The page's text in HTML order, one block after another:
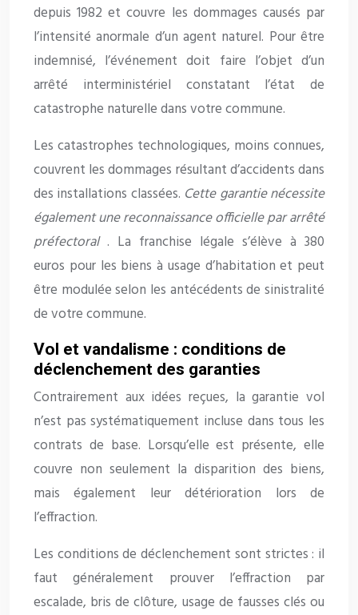
depuis 1982 et couvre les dommages causés par
l’intensité anormale d’un agent naturel. Pour être
indemnisé, l’événement doit faire l’objet d’un
arrêté interministériel constatant l’état de
catastrophe naturelle dans votre commune.
Les catastrophes technologiques, moins connues,
couvrent les dommages résultant d’accidents dans
des installations classées. Cette garantie nécessite
également une reconnaissance officielle par arrêté
préfectoral . La franchise légale s’élève à 380
euros pour les biens à usage d’habitation et peut
être modulée selon les antécédents de sinistralité
de votre commune.
Vol et vandalisme : conditions de
déclenchement des garanties
Contrairement aux idées reçues, la garantie vol
n’est pas systématiquement incluse dans tous les
contrats de base. Lorsqu’elle est présente, elle
couvre non seulement la disparition des biens,
mais également leur détérioration lors de
l’effraction.
Les conditions de déclenchement sont strictes : il
faut généralement prouver l’effraction par
escalade, bris de clôture, usage de fausses clés ou